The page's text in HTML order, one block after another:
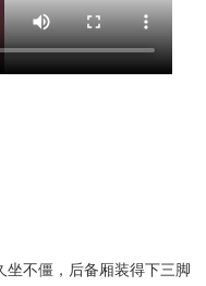
坐不僵，后备厢装得下三脚